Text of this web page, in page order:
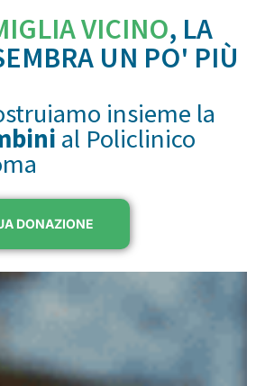
VICINO, LA
UN PO' PIÙ
insieme la
al Policlinico
DONAZIONE